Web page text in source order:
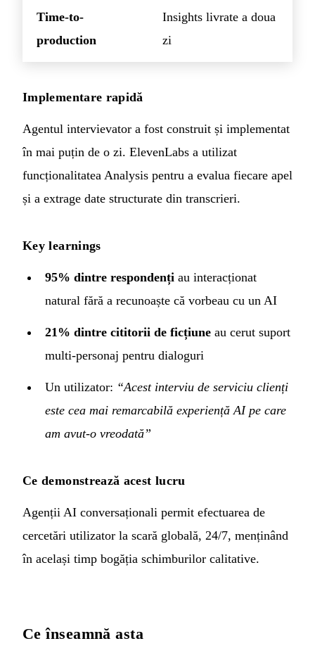
Time-to-
production
Insights livrate a doua
zi
Implementare rapidă
Agentul intervievator a fost construit și implementat
în mai puțin de o zi. ElevenLabs a utilizat
funcționalitatea Analysis pentru a evalua fiecare apel
și a extrage date structurate din transcrieri.
Key learnings
95% dintre respondenți au interacționat
natural fără a recunoaște că vorbeau cu un AI
21% dintre cititorii de ficțiune au cerut suport
multi-personaj pentru dialoguri
Un utilizator: “Acest interviu de serviciu clienți
este cea mai remarcabilă experiență AI pe care
am avut-o vreodată”
Ce demonstrează acest lucru
Agenții AI conversaționali permit efectuarea de
cercetări utilizator la scară globală, 24/7, menținând
în același timp bogăția schimburilor calitative.
Ce înseamnă asta